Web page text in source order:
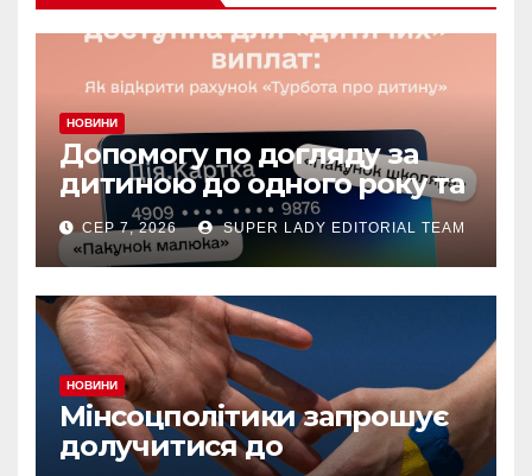
НОВИНИ
Допомогу по догляду за
дитиною до одного року та
«єЯсла» можна отримувати
на спеціальний рахунок
«Турбота про дитину» у
межах «Дія.Картки
СЕР 7, 2026 SUPER LADY EDITORIAL TEAM
НОВИНИ
Мінсоцполітики запрошує
долучитися до